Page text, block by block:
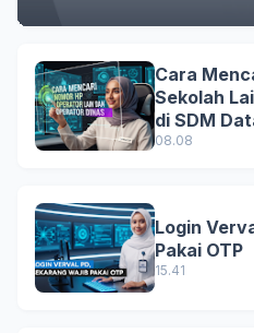
Cara
Sekolah
di SDM
08.08
Login
Pakai OTP
15.41